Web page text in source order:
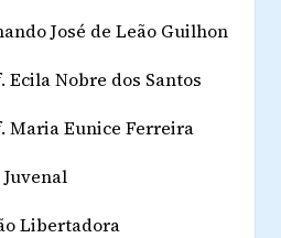
José de Leão Guilhon
Ecila Nobre dos Santos
Maria Eunice Ferreira
Libertadora